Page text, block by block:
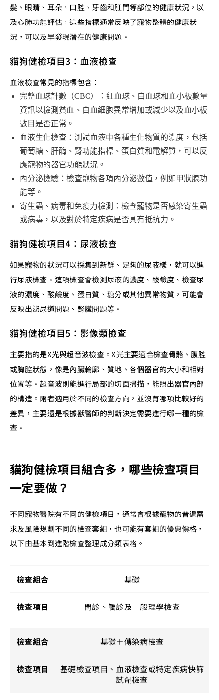
髮、眼睛、耳朵、口腔、牙齒和肛門等部位的健康狀況，以
及心肺功能評估，這些指標通常反映了寵物整體的健康狀
況，可以及早發現潛在的健康問題。
貓狗健檢項目3：血液檢查
血液檢查常見的指標包含：
完整血球計數（CBC）：紅血球、白血球和血小板數量
資訊以檢測貧血、白血細胞異常增加或減少以及血小板
數目是否正常。
血液生化檢查：測試血液中各種生化物質的濃度，包括
葡萄糖、肝酶、腎功能指標、蛋白質和電解質，可以反
應寵物的器官功能狀況。
內分泌檢驗：檢查寵物各項內分泌數值，例如甲狀腺功
能等。
寄生蟲、病毒和免疫力檢測：檢查寵物是否感染寄生蟲
或病毒，以及對於特定疾病是否具有抵抗力。
貓狗健檢項目4：尿液檢查
如果寵物的狀況可以採集到新鮮、足夠的尿液樣，就可以進
行尿液檢查。這項檢查會檢測尿液的濃度、酸鹼度、檢查尿
液的濃度、酸鹼度、蛋白質、糖分或其他異常物質，可能會
反映出泌尿道問題、腎臟問題等。
貓狗健檢項目5：影像類檢查
主要指的是X光與超音波檢查。X光主要適合檢查骨骼、腹腔
或胸腔狀態，像是內臟輪廓、質地、各個器官的大小和相對
位置等。超音波則能進行局部的切面掃描，能照出器官內部
的構造。兩者適用於不同的檢查方向，並沒有哪項比較好的
差異，主要還是根據獸醫師的判斷決定需要進行哪一種的檢
查。
貓狗健檢項目組合多，哪些檢查項目
一定要做？
不同寵物醫院有不同的健檢項目，通常會根據寵物的普遍需
求及風險規劃不同的檢查套組，也可能有套組的優惠價格，
以下由基本到進階檢查整理成分類表格。
基礎
問診、觸診及一般理學檢查
基礎＋傳染病檢查
基礎檢查項目、血液檢查或特定疾病快篩
試劑檢查